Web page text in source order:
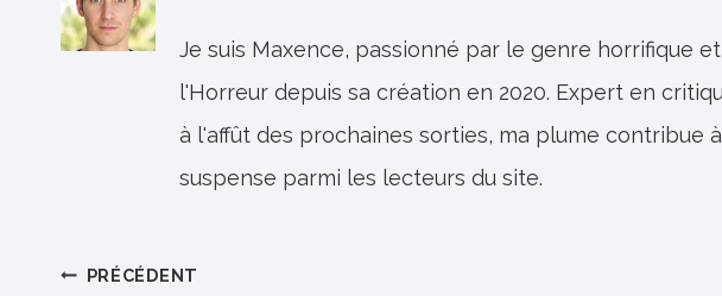
Je suis Maxence, passionné par le genre horrifique
l'Horreur depuis sa création en 2020. Expert en
à l'affût des prochaines sorties, ma plume contribue
suspense parmi les lecteurs du site.
Navigation
PRÉCÉDENT